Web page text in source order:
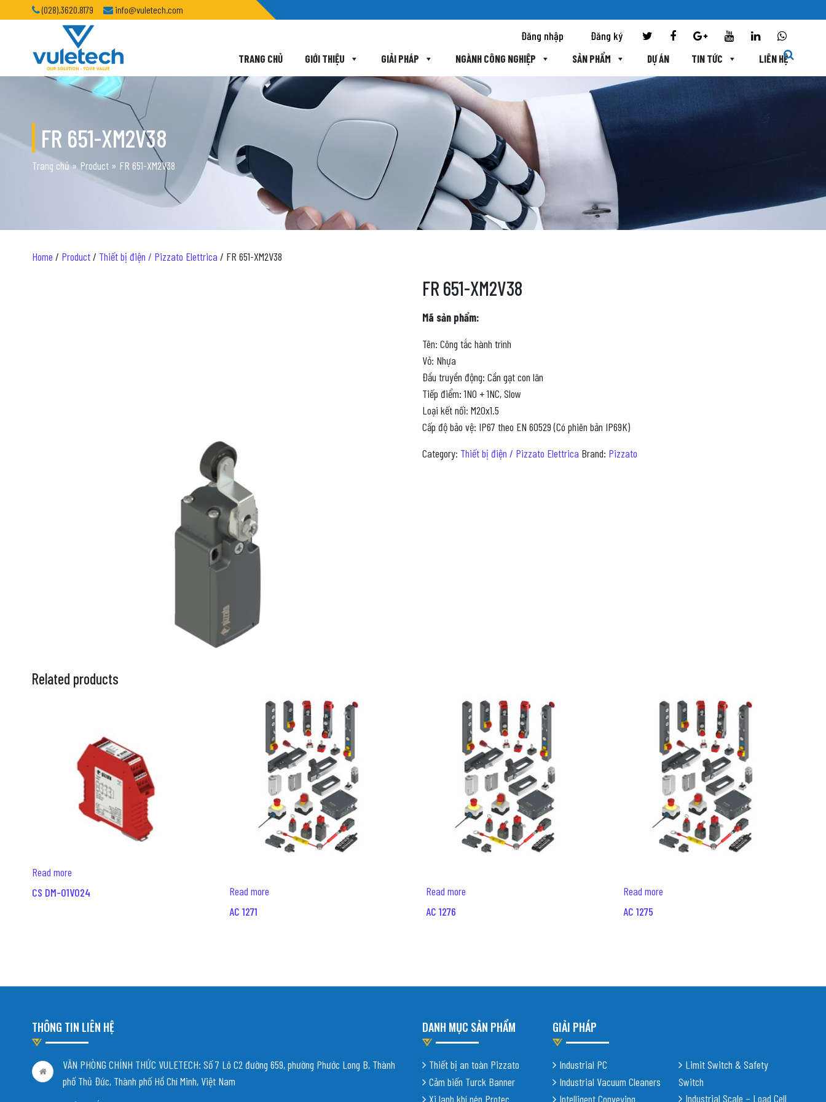
(028).3620.8179 info@vuletech.com
Đăng nhập Đăng ký
TRANG CHỦ GIỚI THIỆU GIẢI PHÁP NGÀNH CÔNG NGHIỆP SẢN PHẨM DỰ ÁN TIN TỨC LIÊN HỆ
FR 651-XM2V38
Trang chủ» Product » FR 651-XM2V38
Home / Product/ Thiết bị điện / Pizzato Elettrica / FR 651-XM2V38
FR 651-XM2V38
Mã sản phẩm:
Tên: Công tắc hành trình
Vỏ: Nhựa
Đầu truyền động: Cần gạt con lăn
Tiếp điểm: 1NO + 1NC, Slow
Loại kết nối: M20x1.5
Cấp độ bảo vệ: IP67 theo EN 60529 (Có phiên bản IP69K)
Category: Thiết bị điện / Pizzato Elettrica Brand: Pizzato
Related products
Read more
CS DM-01V024
Read more
AC 1271
Read more
AC 1276
Read more
AC 1275
THÔNG TIN LIÊN HỆ
VĂN PHÒNG CHÍNH THỨC VULETECH: Số 7 Lô C2 đường 659, phường Phước Long B, Thành
phố Thủ Đức, Thành phố Hồ Chí Minh, Việt Nam
DANH MỤC SẢN PHẨM
Thiết bị an toàn Pizzato
Cảm biến Turck Banner
Xi lanh khí nén Protec
GIẢI PHÁP
Industrial PC
Industrial Vacuum Cleaners
Intelligent Conveying
Limit Switch & Safety
Switch
Industrial Scale – Load Cell